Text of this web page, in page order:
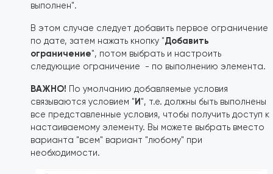
выполнен".
В этом случае следует добавить первое ограничение
по дате, затем нажать кнопку "Добавить
ограничение", потом выбрать и настроить
следующие ограничение - по выполнению элемента.
ВАЖНО! По умолчанию добавляемые условия
связываются условием "И", т.е. должны быть выполнены
все представленные условия, чтобы получить доступ к
настаиваемому элементу. Вы можете выбрать вместо
варианта "всем" вариант "любому" при
необходимости.